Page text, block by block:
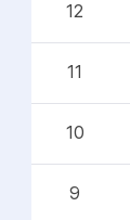
12
11
10
9